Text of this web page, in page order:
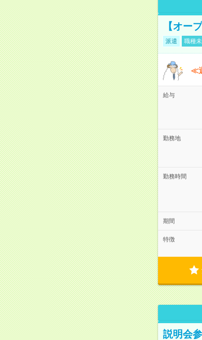
【オー
派遣 職種
≪
給与
勤務地
勤務時間
期間
特徴
説明会